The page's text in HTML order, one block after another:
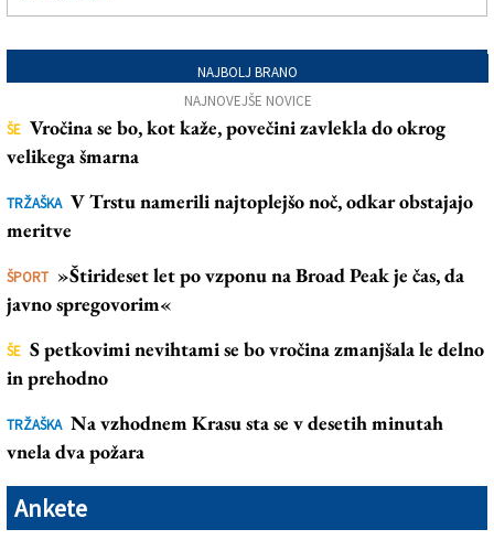
NAJBOLJ BRANO
NAJNOVEJŠE NOVICE
ŠE Vročina se bo, kot kaže, povečini zavlekla do okrog
velikega šmarna
TRŽAŠKA V Trstu namerili najtoplejšo noč, odkar obstajajo
meritve
ŠPORT »Štirideset let po vzponu na Broad Peak je čas, da
javno spregovorim«
ŠE S petkovimi nevihtami se bo vročina zmanjšala le delno
in prehodno
TRŽAŠKA Na vzhodnem Krasu sta se v desetih minutah
vnela dva požara
Ankete